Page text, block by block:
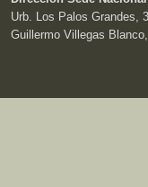
Urb. Los Palos Grandes,
Guillermo Villegas